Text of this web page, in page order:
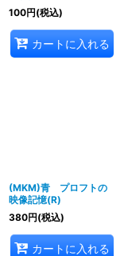
100円(税込)
カートに入れる
(MKM)青 プロフトの
映像記憶(R)
380円(税込)
カートに入れる